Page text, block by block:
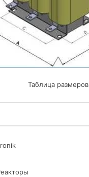
Таблица размеров